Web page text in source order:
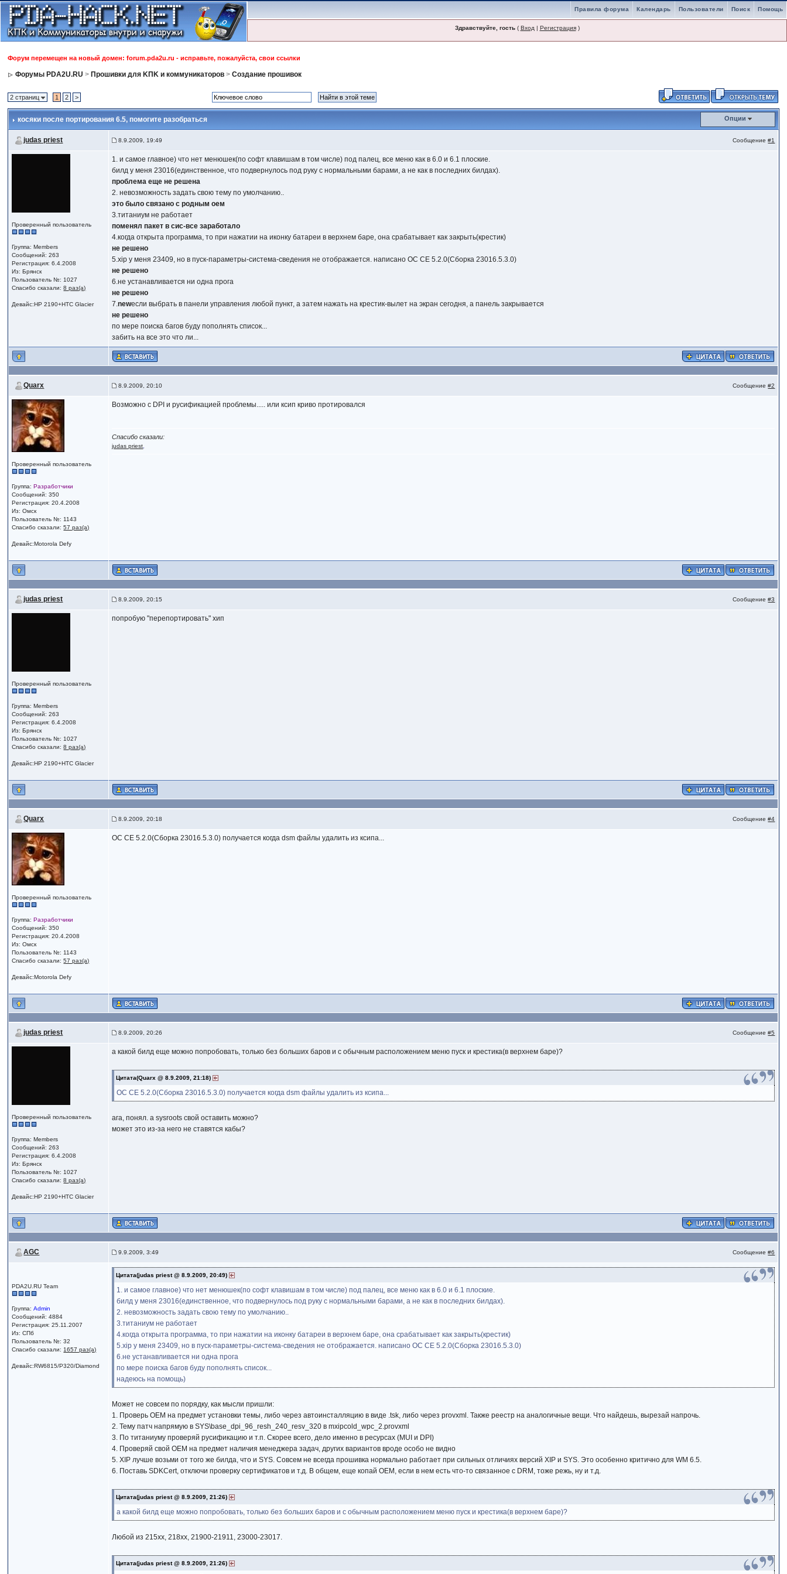
Помощь
Поиск
Пользователи
Календарь
Правила форума
Здравствуйте, гость( Вход | Регистрация)
Форум перемещен на новый домен: forum.pda2u.ru - исправьте, пожалуйста, свои ссылки
Форумы PDA2U.RU > Прошивки для KПK и коммуникаторов >Создание прошивок
2 страниц 1 2 >
косяки после портирования 6.5, помогите разобраться Опции
judas priest 8.9.2009, 19:49 Сообщение#1
Проверенный пользователь
Группа: Members
Сообщений: 263
Регистрация: 6.4.2008
Из: Брянск
Пользователь №: 1027
Спасибо сказали:8 раз(а)
Девайс:HP 2190+HTC Glacier
1. и самое главное) что нет менюшек(по софт клавишам в том числе) под палец, все меню как в 6.0 и 6.1 плоские.
билд у меня 23016(единственное, что подвернулось под руку с нормальными барами, а не как в последних билдах).
проблема еще не решена
2. невозможность задать свою тему по умолчанию..
это было связано с родным оем
3.титаниум не работает
поменял пакет в сис-все заработало
4.когда открыта программа, то при нажатии на иконку батареи в верхнем баре, она срабатывает как закрыть(крестик)
не решено
5.xip у меня 23409, но в пуск-параметры-система-сведения не отображается. написано OC CE 5.2.0(Сборка 23016.5.3.0)
не решено
6.не устанавливается ни одна прога
не решено
7.newесли выбрать в панели управления любой пункт, а затем нажать на крестик-вылет на экран сегодня, а панель закрывается
не решено
по мере поиска багов буду пополнять список...
забить на все это что ли...
Quarx 8.9.2009, 20:10 Сообщение#2
Проверенный пользователь
Группа:Разработчики
Сообщений: 350
Регистрация: 20.4.2008
Из: Омск
Пользователь №: 1143
Спасибо сказали:57 раз(а)
Девайс:Motorola Defy
Возможно с DPI и русификацией проблемы..... или ксип криво протировался
Спасибо сказали:
judas priest
judas priest 8.9.2009, 20:15 Сообщение#3
Проверенный пользователь
Группа: Members
Сообщений: 263
Регистрация: 6.4.2008
Из: Брянск
Пользователь №: 1027
Спасибо сказали:8 раз(а)
Девайс:HP 2190+HTC Glacier
попробую "перепортировать" хип
Quarx 8.9.2009, 20:18 Сообщение#4
Проверенный пользователь
Группа:Разработчики
Сообщений: 350
Регистрация: 20.4.2008
Из: Омск
Пользователь №: 1143
Спасибо сказали:57 раз(а)
Девайс:Motorola Defy
OC CE 5.2.0(Сборка 23016.5.3.0) получается когда dsm файлы удалить из ксипа...
judas priest 8.9.2009, 20:26 Сообщение#5
Проверенный пользователь
Группа: Members
Сообщений: 263
Регистрация: 6.4.2008
Из: Брянск
Пользователь №: 1027
Спасибо сказали:8 раз(а)
Девайс:HP 2190+HTC Glacier
а какой билд еще можно попробовать, только без больших баров и с обычным расположением меню пуск и крестика(в верхнем баре)?
Цитата(Quarx @ 8.9.2009, 21:18)
OC CE 5.2.0(Сборка 23016.5.3.0) получается когда dsm файлы удалить из ксипа...
ага, понял. а sysroots свой оставить можно?
может это из-за него не ставятся кабы?
AGC 9.9.2009, 3:49 Сообщение#6
PDA2U.RU Team
Группа:Admin
Сообщений: 4884
Регистрация: 25.11.2007
Из: СПб
Пользователь №: 32
Спасибо сказали: 1657 раз(а)
Девайс:RW6815/P320/Diamond
Цитата(judas priest @ 8.9.2009, 20:49)
1. и самое главное) что нет менюшек(по софт клавишам в том числе) под палец, все меню как в 6.0 и 6.1 плоские.
билд у меня 23016(единственное, что подвернулось под руку с нормальными барами, а не как в последних билдах).
2. невозможность задать свою тему по умолчанию..
3.титаниум не работает
4.когда открыта программа, то при нажатии на иконку батареи в верхнем баре, она срабатывает как закрыть(крестик)
5.xip у меня 23409, но в пуск-параметры-система-сведения не отображается. написано OC CE 5.2.0(Сборка 23016.5.3.0)
6.не устанавливается ни одна прога
по мере поиска багов буду пополнять список...
надеюсь на помощь)
Может не совсем по порядку, как мысли пришли:
1. Проверь OEM на предмет установки темы, либо через автоинсталляцию в виде .tsk, либо через provxml. Также реестр на аналогичные вещи. Что найдешь, вырезай напрочь.
2. Тему патч напрямую в SYS\base_dpi_96_resh_240_resv_320 в mxipcold_wpc_2.provxml
3. По титаниуму проверяй русификацию и т.п. Скорее всего, дело именно в ресурсах (MUI и DPI)
4. Проверяй свой OEM на предмет наличия менеджера задач, других вариантов вроде особо не видно
5. XIP лучше возьми от того же билда, что и SYS. Совсем не всегда прошивка нормально работает при сильных отличиях версий XIP и SYS. Это особенно критично для WM 6.5.
6. Поставь SDKCert, отключи проверку сертификатов и т.д. В общем, еще копай OEM, если в нем есть что-то связанное с DRM, тоже режь, ну и т.д.
Цитата(judas priest @ 8.9.2009, 21:26)
а какой билд еще можно попробовать, только без больших баров и с обычным расположением меню пуск и крестика(в верхнем баре)?
Любой из 215xx, 218xx, 21900-21911, 23000-23017.
Цитата(judas priest @ 8.9.2009, 21:26)